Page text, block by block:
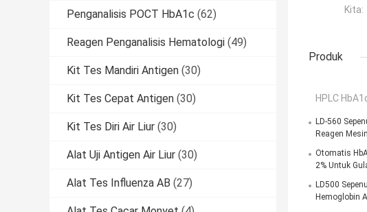
Penganalisis POCT HbA1c (62)
Reagen Penganalisis Hematologi (49)
Kit Tes Mandiri Antigen (30)
Kit Tes Cepat Antigen (30)
Kit Tes Diri Air Liur (30)
Alat Uji Antigen Air Liur (30)
Alat Tes Influenza AB (27)
Kita:
Produk
HPLC
LD-560
Reagen
Otomatis
2% Untuk
LD500
Hemoglobin